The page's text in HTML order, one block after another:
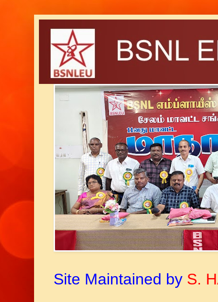
Site Maintained by S.